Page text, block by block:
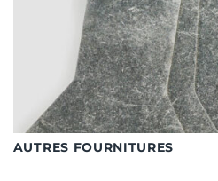
AUTRES FOURNITURES